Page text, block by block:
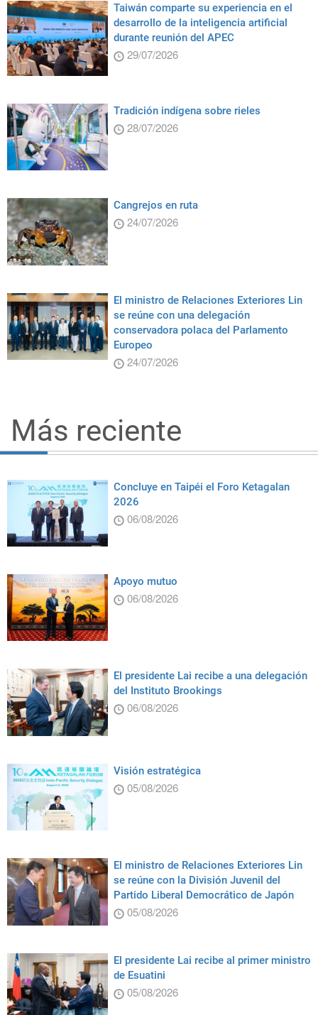
Taiwán comparte su experiencia en el
desarrollo de la inteligencia artificial
durante reunión del APEC
29/07/2026
Tradición indígena sobre rieles
28/07/2026
Cangrejos en ruta
24/07/2026
El ministro de Relaciones Exteriores Lin
se reúne con una delegación
conservadora polaca del Parlamento
Europeo
24/07/2026
Más reciente
Concluye en Taipéi el Foro Ketagalan
2026
06/08/2026
Apoyo mutuo
06/08/2026
El presidente Lai recibe a una delegación
del Instituto Brookings
06/08/2026
Visión estratégica
05/08/2026
El ministro de Relaciones Exteriores Lin
se reúne con la División Juvenil del
Partido Liberal Democrático de Japón
05/08/2026
El presidente Lai recibe al primer ministro
de Esuatini
05/08/2026